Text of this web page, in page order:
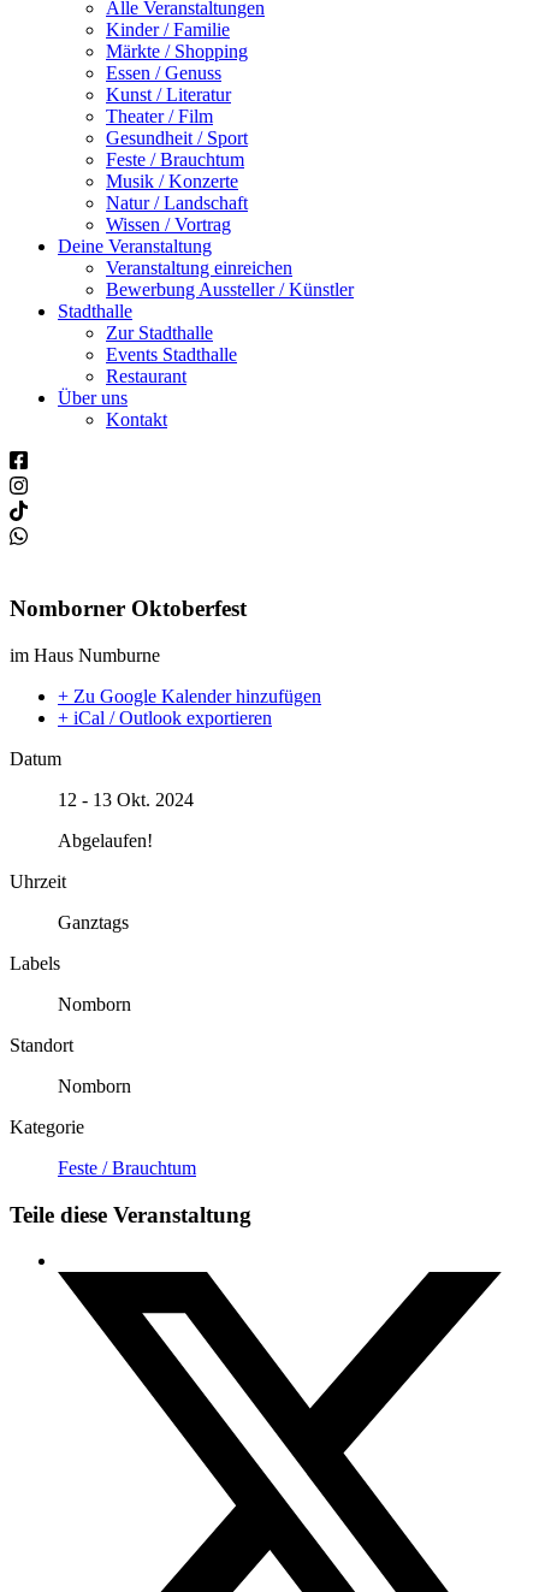
Alle Veranstaltungen
Kinder / Familie
Märkte / Shopping
Essen / Genuss
Kunst / Literatur
Theater / Film
Gesundheit / Sport
Feste / Brauchtum
Musik / Konzerte
Natur / Landschaft
Wissen / Vortrag
Deine Veranstaltung
Veranstaltung einreichen
Bewerbung Aussteller / Künstler
Stadthalle
Zur Stadthalle
Events Stadthalle
Restaurant
Über uns
Kontakt
Nomborner Oktoberfest
im Haus Numburne
+ Zu Google Kalender hinzufügen
+ iCal / Outlook exportieren
Datum
12 - 13 Okt. 2024
Abgelaufen!
Uhrzeit
Ganztags
Labels
Nomborn
Standort
Nomborn
Kategorie
Feste / Brauchtum
Teile diese Veranstaltung